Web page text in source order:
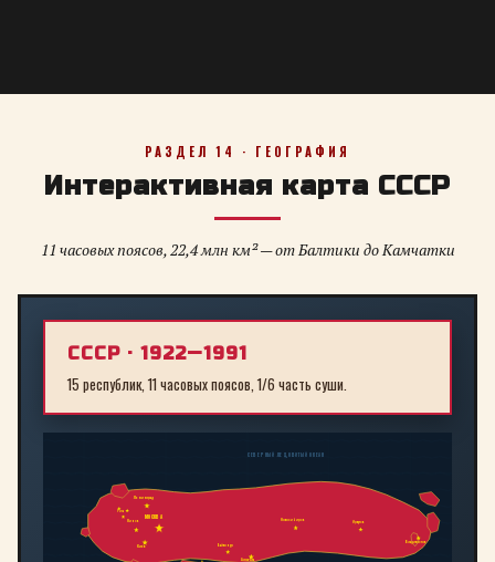
РАЗДЕЛ 14 · ГЕОГРАФИЯ
Интерактивная карта СССР
11 часовых поясов, 22,4 млн км² — от Балтики до Камчатки
СССР · 1922—1991
15 республик, 11 часовых поясов, 1/6 часть суши.
МОСКВА
Ленинград
Киев
Минск
Алма-Ата
Байконур
Новосибирск Иркутск
Владивосток
Рига
СЕВЕРНЫЙ ЛЕДОВИТЫЙ ОКЕАН